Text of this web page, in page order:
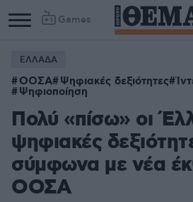
Games
ΕΛΛΑΔΑ
ΟΟΣΑ Ψηφιακές δεξιότητες
Ψηφιοποίηση
Πολύ «πίσω» οι
ψηφιακές
σύμφωνα με νέα
ΟΟΣΑ